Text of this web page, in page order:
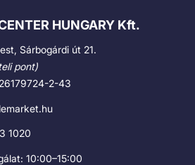
HUNGARY Kft.
Sárbogárdi út 21.
pont)
2-43
1020
10:00–15:00